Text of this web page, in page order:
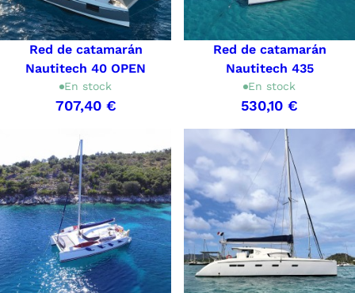
Red de catamarán
Nautitech 40 OPEN
En stock
707,40 €
Red de catamarán
Nautitech 435
En stock
530,10 €